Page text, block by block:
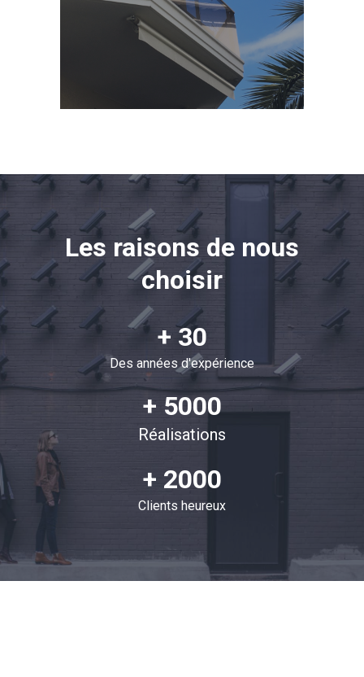
Les raisons de nous
choisir
+ 30
Des années d'expérience
+ 5000
Réalisations
+ 2000
Clients heureux